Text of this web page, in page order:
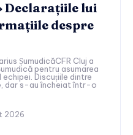
Declarațiile lui
despre
ȘumudicăCFR Cluj a
pentru asumarea
Discuțiile dintre
dar s-au încheiat într-o
2026